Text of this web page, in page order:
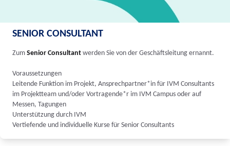
SENIOR CONSULTANT
Zum Senior Consultant werden Sie von der Geschäftsleitung ernannt.
Voraussetzungen
Leitende Funktion im Projekt, Ansprechpartner*in für IVM Consultants
im Projektteam und/oder Vortragende*r im IVM Campus oder auf
Messen, Tagungen
Unterstützung durch IVM
Vertiefende und individuelle Kurse für Senior Consultants